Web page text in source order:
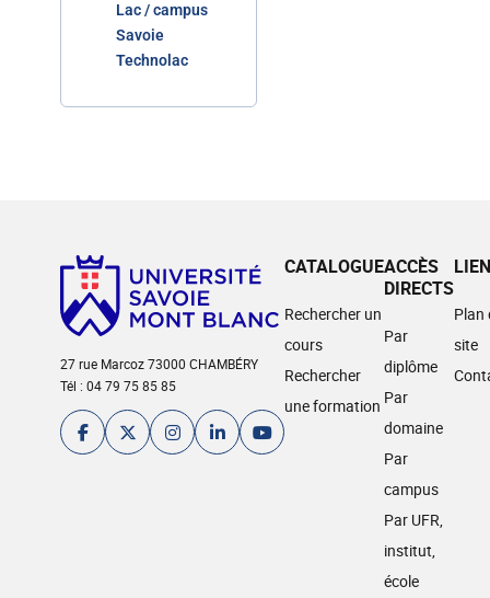
Lac / campus
Savoie
Technolac
27 rue Marcoz 73000 CHAMBÉRY
Tél : 04 79 75 85 85
CATALOGUE
Rechercher un
cours
Rechercher
une formation
ACCÈS
DIRECTS
Par
diplôme
Par
domaine
Par
campus
Par UFR,
institut,
école
Plan
site